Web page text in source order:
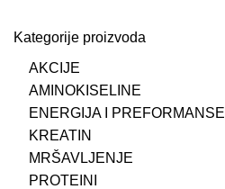
Kategorije proizvoda
AKCIJE
AMINOKISELINE
ENERGIJA I PREFORMANSE
KREATIN
MRŠAVLJENJE
PROTEINI